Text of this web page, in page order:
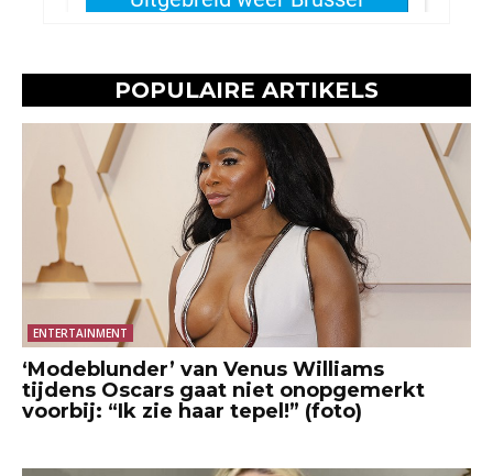
POPULAIRE ARTIKELS
ENTERTAINMENT
‘Modeblunder’ van Venus Williams
tijdens Oscars gaat niet onopgemerkt
voorbij: “Ik zie haar tepel!” (foto)